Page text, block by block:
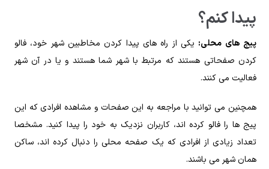
پیدا کنم؟
پیج های محلی: یکی از راه های پیدا کردن مخاطبین شهر خود، فالو
کردن صفحاتی هستند که مرتبط با شهر شما هستند و یا در آن شهر
فعالیت می کنند.
همچنین می توانید با مراجعه به این صفحات و مشاهده افرادی که این
پیج ها را فالو کرده اند، کاربران نزدیک به خود را پیدا کنید. مشخصا
تعداد زیادی از افرادی که یک صفحه محلی را دنبال کرده اند، ساکن
همان شهر می باشند.